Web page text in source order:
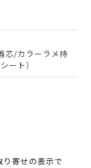
芯/カラーラメ持
ート）
寄せの表示で